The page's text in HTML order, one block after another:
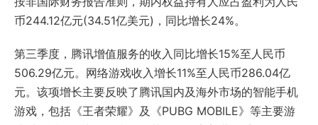
币244.12亿元(34.51亿美元)，同比增长24%。
第三季度，腾讯增值服务的收入同比增长15%至人民币
506.29亿元。网络游戏收入增长11%至人民币286.04亿
元。该项增长主要反映了腾讯国内及海外市场的智能手机
游戏，包括《王者荣耀》及《PUBG MOBILE》等主要游